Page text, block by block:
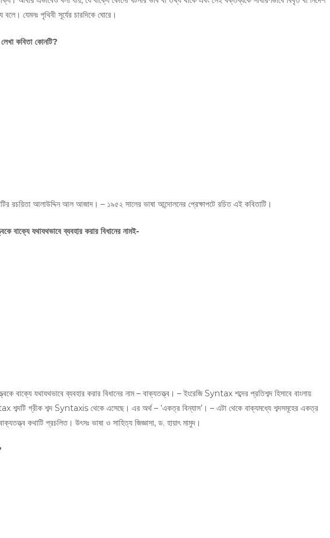
বলে। যেমনঃ পৃথিবী সূর্যের চারদিকে ঘোরে।
কবিতা কোনটি?
রচয়িতা আলাউদ্দিন আল আজাদ। – ১৯৫২ সালের ভাষা আন্দোলনের প্রেক্ষাপটে রচিত এই কবিতাটি।
বাক্যে যথাযথভাবে ব্যবহার করার বিধানের নামই-
বাক্যে যথাযথভাবে ব্যবহার করার বিধানের নাম – বাক্যতত্ত্ব। – ইংরেজি Syntax শব্দের প্রতিশব্দ হিসাবে বাংলায়
শব্দটি গ্রীক শব্দ Syntaxis থেকে এসেছে। এর অর্থ – ‘একত্র বিন্যাস’। – এটা থেকে বাক্যমধ্যে শব্দসমূহের একত্র
কথাটি প্রচলিত। উৎসঃ ভাষা ও সাহিত্য জিজ্ঞাসা, ড. হায়াৎ মামুদ।